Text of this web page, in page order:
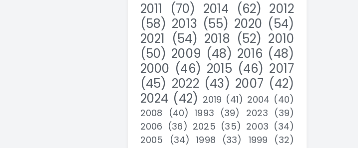
2011
(70) 2014 (62) 2012
(58) 2013 (55) 2020 (54)
2021 (54) 2018 (52) 2010
(50) 2009 (48) 2016 (48)
2000 (46) 2015 (46) 2017
(45) 2022 (43) 2007 (42)
2024 (42) 2019 (41) 2004 (40)
2008
(40) 1993 (39) 2023 (39)
2006 (36) 2025 (35) 2003 (34)
2005
(34) 1998 (33) 1999
(32)